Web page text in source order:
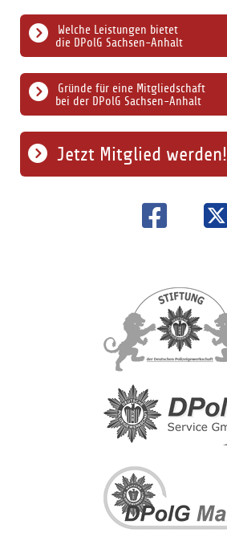
Gründe für eine Mitgliedschaft
bei der DPolG Sachsen-Anhalt
Welche Leistungen bietet
die DPolG Sachsen-Anhalt
Jetzt Mitglied werden!